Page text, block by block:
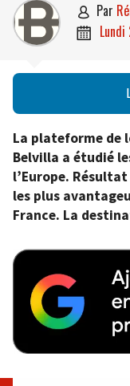
 par

La plateforme de
Belvilla a étudié
l’Europe.
les plus
France. La